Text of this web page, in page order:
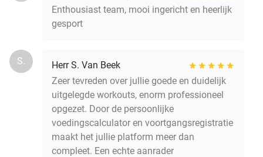
Enthousiast team, mooi ingericht en heerlijk
gesport
S.
Herr S. Van Beek
Zeer tevreden over jullie goede en duidelijk
uitgelegde workouts, enorm professioneel
opgezet. Door de persoonlijke
voedingscalculator en voortgangsregistratie
maakt het jullie platform meer dan
compleet. Een echte aanrader